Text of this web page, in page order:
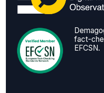
fact-
EFCSN.